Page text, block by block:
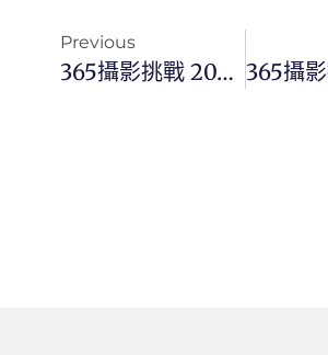
Previous
365攝影挑戰 20260416(四)105/365 Day3759